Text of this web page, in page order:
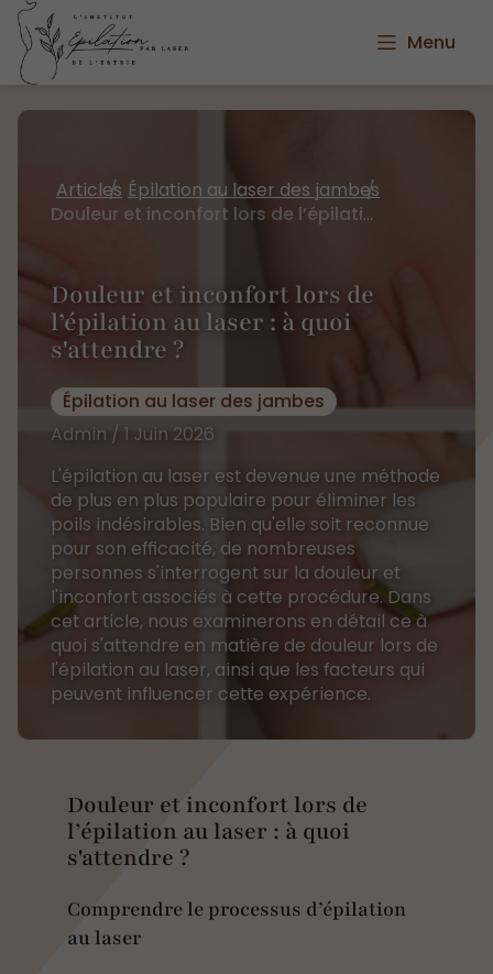
Menu
Articles Épilation au laser des jambes
Douleur et inconfort lors de l’épilation au laser : à quoi s'attendre ?
Douleur et inconfort lors de
l’épilation au laser : à quoi
s'attendre ?
Épilation au laser des jambes
Admin / 1 Juin 2026
L'épilation au laser est devenue une méthode
de plus en plus populaire pour éliminer les
poils indésirables. Bien qu'elle soit reconnue
pour son efficacité, de nombreuses
personnes s'interrogent sur la douleur et
l'inconfort associés à cette procédure. Dans
cet article, nous examinerons en détail ce à
quoi s'attendre en matière de douleur lors de
l'épilation au laser, ainsi que les facteurs qui
peuvent influencer cette expérience.
Douleur et inconfort lors de
l’épilation au laser : à quoi
s'attendre ?
Comprendre le processus d’épilation
au laser